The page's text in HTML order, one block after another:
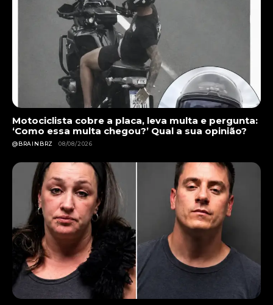
Motociclista cobre a placa, leva multa e pergunta:
‘Como essa multa chegou?’ Qual a sua opinião?
@BRAINBRZ 08/08/2026